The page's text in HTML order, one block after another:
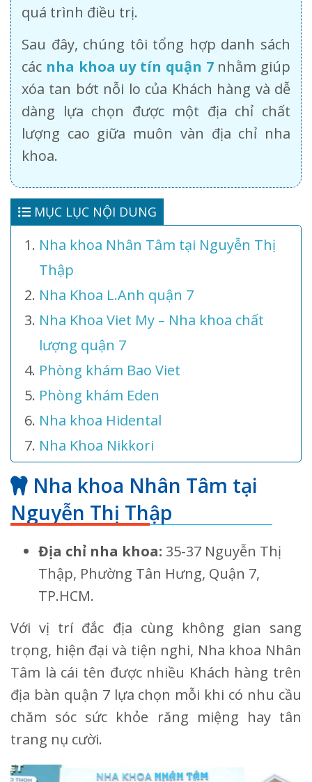
quá trình điều trị.
Sau đây, chúng tôi tổng hợp danh sách
các nha khoa uy tín quận 7nhằm giúp
xóa tan bớt nỗi lo của Khách hàng và dễ
dàng lựa chọn được một địa chỉ chất
lượng cao giữa muôn vàn địa chỉ nha
khoa.
MỤC LỤC NỘI DUNG
Nha khoa Nhân Tâm tại Nguyễn Thị
Thập
Nha Khoa L.Anh quận 7
Nha Khoa Viet My – Nha khoa chất
lượng quận 7
Phòng khám Bao Viet
Phòng khám Eden
Nha khoa Hidental
Nha Khoa Nikkori
Nha khoa Nhân Tâm tại
Nguyễn Thị Thập
Địa chỉ nha khoa: 35-37 Nguyễn Thị
Thập, Phường Tân Hưng, Quận 7,
TP.HCM.
Với vị trí đắc địa cùng không gian sang
trọng, hiện đại và tiện nghi, Nha khoa Nhân
Tâm là cái tên được nhiều Khách hàng trên
địa bàn quận 7 lựa chọn mỗi khi có nhu cầu
chăm sóc sức khỏe răng miệng hay tân
trang nụ cười.